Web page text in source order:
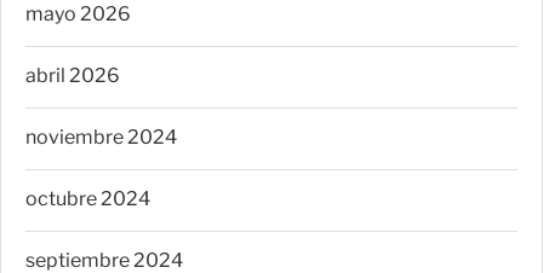
mayo 2026
abril 2026
noviembre 2024
octubre 2024
septiembre 2024